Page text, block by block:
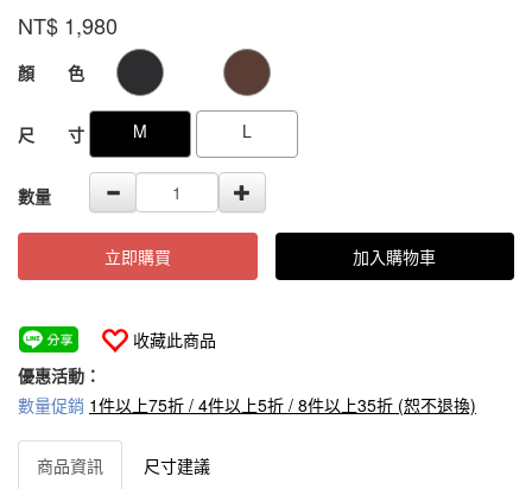
78-
品牌 VOUX
NT$ 1,980
GOODS000000000000000104035
顏 色
尺 寸 M L
數量
立即購買 加入購物車
收藏此商品
優惠活動：
數量促銷 1件以上75折 / 4件以上5折 / 8件以上35折 (恕不退換)
商品資訊
尺寸建議